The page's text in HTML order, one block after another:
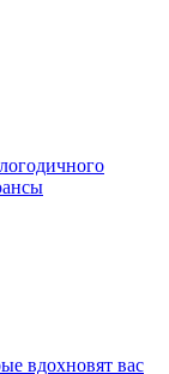
вдохновят вас